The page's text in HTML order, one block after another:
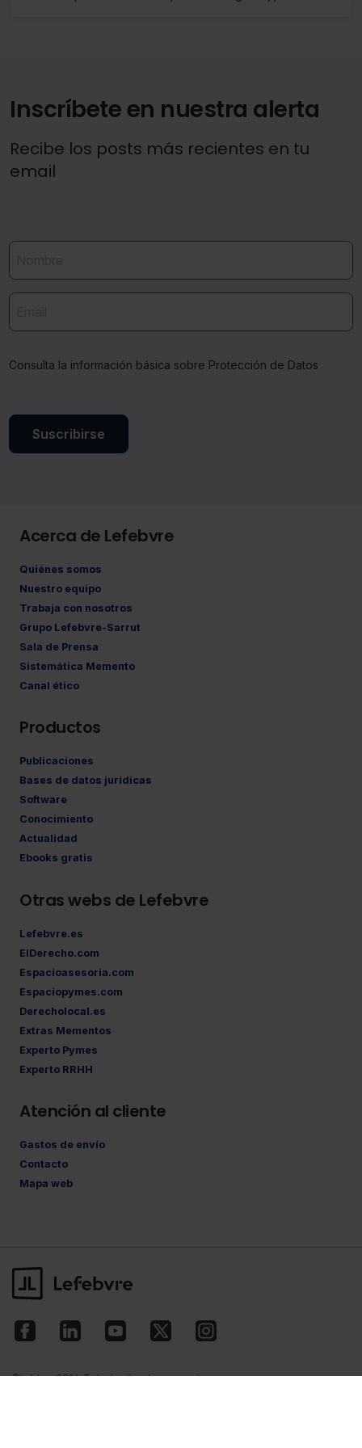
Inscríbete en nuestra alerta
Recibe los posts más recientes en tu
email
Consulta la información básica sobre Protección de Datos
Suscribirse
Acerca de Lefebvre
Quiénes somos
Nuestro equipo
Trabaja con nosotros
Grupo Lefebvre-Sarrut
Sala de Prensa
Sistemática Memento
Canal ético
Productos
Publicaciones
Bases de datos jurídicas
Software
Conocimiento
Actualidad
Ebooks gratis
Otras webs de Lefebvre
Lefebvre.es
ElDerecho.com
Espacioasesoria.com
Espaciopymes.com
Derecholocal.es
Extras Mementos
Experto Pymes
Experto RRHH
Atención al cliente
Gastos de envío
Contacto
Mapa web
©Lefebvre2026. Todos los derechos reservados.